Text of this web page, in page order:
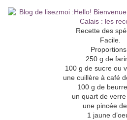
Recette des
Facile.
250 g de
100 g de sucre ou
une cuillère à café
100 g de
un quart de verre
une pincée de
1 jaune